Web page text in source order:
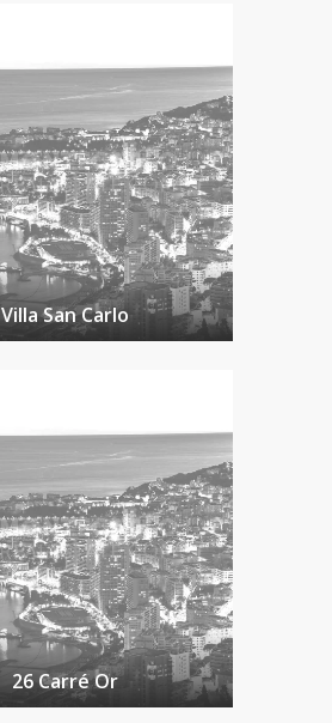
Villa San Carlo
26 Carré Or